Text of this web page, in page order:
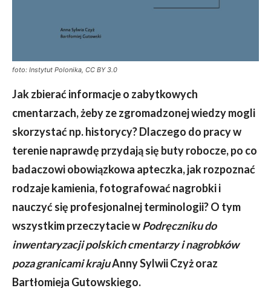
foto: Instytut Polonika, CC BY 3.0
Jak zbierać informacje o zabytkowych
cmentarzach, żeby ze zgromadzonej wiedzy mogli
skorzystać np. historycy? Dlaczego do pracy w
terenie naprawdę przydają się buty robocze, po co
badaczowi obowiązkowa apteczka, jak rozpoznać
rodzaje kamienia, fotografować nagrobki i
nauczyć się profesjonalnej terminologii? O tym
wszystkim przeczytacie wPodręczniku do
inwentaryzacji polskich cmentarzy i nagrobków
poza granicami krajuAnny Sylwii Czyż oraz
Bartłomieja Gutowskiego.